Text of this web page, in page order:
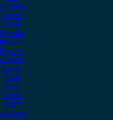
Nissan
Opel
Omoda
Porsche
Renault
Rover
Saab
Seat
Skoda
Smart